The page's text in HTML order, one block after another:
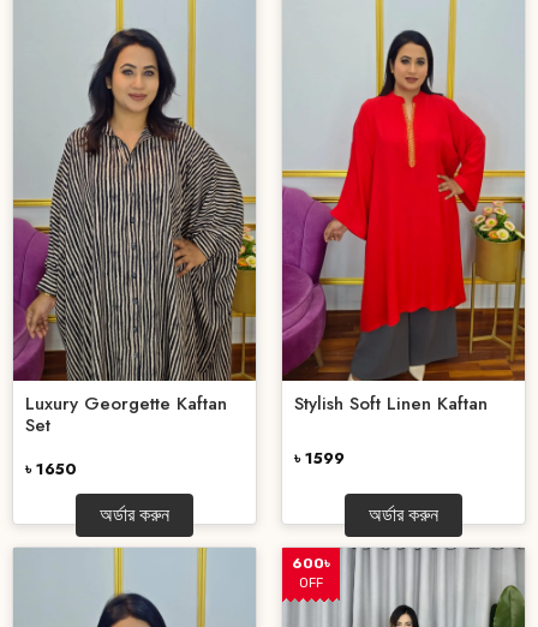
Luxury Georgette Kaftan
Set
৳ 1650
অর্ডার করুন
Stylish Soft Linen Kaftan
৳ 1599
অর্ডার করুন
600৳
OFF